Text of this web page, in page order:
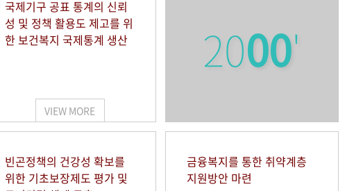
국제기구 공표 통계의 신뢰
성 및 정책 활용도 제고를 위
한 보건복지 국제통계 생산
VIEW MORE
2000'
빈곤정책의 건강성 확보를
위한 기초보장제도 평가 및
금융복지를 통한 취약계층
지원방안 마련